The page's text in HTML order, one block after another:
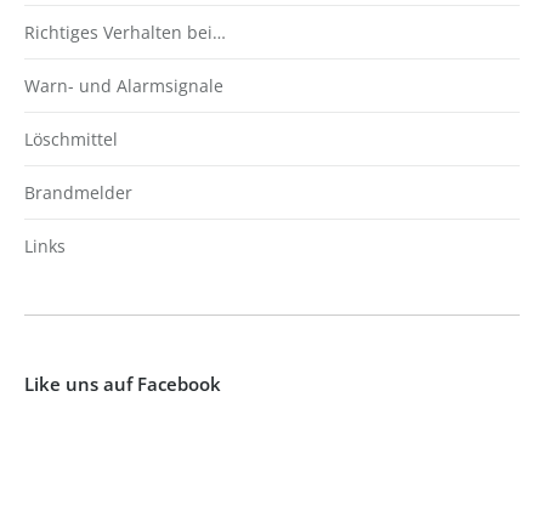
Richtiges Verhalten bei…
Warn- und Alarmsignale
Löschmittel
Brandmelder
Links
Like uns auf Facebook